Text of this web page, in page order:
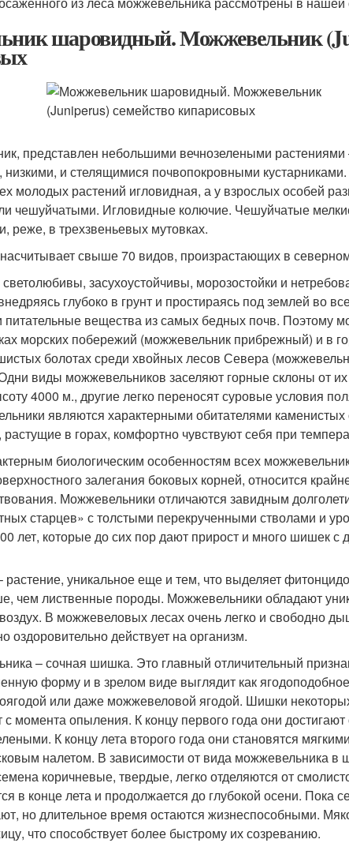
шаровидный. Можжевельник
представлен небольшими вечнозелеными
и стелящимися почвопокровными
молодых растений игловидная, а у взрослых особей
чешуйчатыми. Игловидные колючие. Чешуйчатые
реже, в трехзвеньевых мутовках.
свыше 70 видов, произрастающих в
засухоустойчивы, морозостойки и
глубоко в грунт и простираясь под землей во
питательные вещества из самых бедных почв. Поэтому
морских побережий (можжевельник прибрежный) и в
болотах среди хвойных лесов Севера
виды можжевельников заселяют горные склоны от
4000 м., другие легко переносят суровые условия
являются характерными обитателями каменистых
в горах, комфортно чувствуют себя при
биологическим особенностям всех
залегания боковых корней, относится
Можжевельники отличаются завидным
старцев» с толстыми перекрученными стволами и
лет, которые до сих пор дают прирост и много шишек
уникальное еще и тем, что выделяет
чем лиственные породы. Можжевельники обладают
В можжевеловых лесах очень легко и свободно
оздоровительно действует на организм.
– сочная шишка. Это главный отличительный
форму и в зрелом виде выглядит как
или даже можжевеловой ягодой. Шишки
с момента опыления. К концу первого года они
К концу лета второго года они становятся
налетом. В зависимости от вида можжевельника в
коричневые, твердые, легко отделяются от
в конце лета и продолжается до глубокой осени. Пока
но длительное время остаются жизнеспособными.
что способствует более быстрому их созреванию.